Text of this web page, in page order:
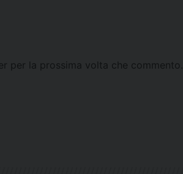
per la prossima volta che commento.